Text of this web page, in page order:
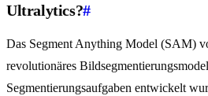
Ultralytics?#
Das Segment Anything Model (SAM)
revolutionäres
Segmentierungsaufgaben entwickelt